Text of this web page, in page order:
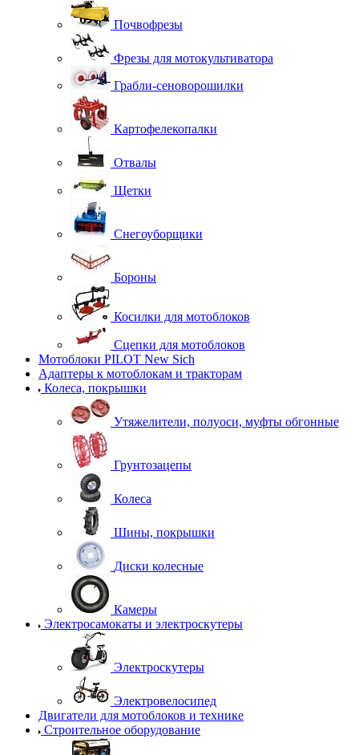
Почвофрезы
Фрезы для мотокультиватора
Грабли-сеноворошилки
Картофелекопалки
Отвалы
Щетки
Снегоуборщики
Бороны
Косилки для мотоблоков
Сцепки для мотоблоков
Мотоблоки PILOT New Sich
Адаптеры к мотоблокам и тракторам
Колеса, покрышки
Утяжелители, полуоси, муфты обгонные
Грунтозацепы
Колеса
Шины, покрышки
Диски колесные
Камеры
Электросамокаты и электроскутеры
Электроскутеры
Электровелосипед
Двигатели для мотоблоков и технике
Строительное оборудование